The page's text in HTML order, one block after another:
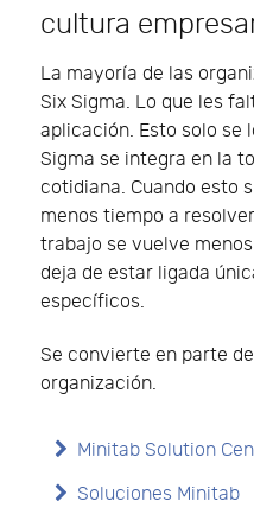
cultura
La mayoría de las
Six Sigma. Lo que les
aplicación. Esto solo se
Sigma se integra en la
cotidiana. Cuando esto
menos tiempo a
trabajo se vuelve
deja de estar ligada
específicos.
Se convierte en parte
organización.
Minitab Solution
Soluciones Minitab